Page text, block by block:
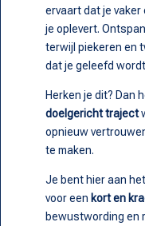
ervaart dat je
je oplevert.
terwijl piekeren en
dat je geleefd
Herken je dit? Dan
doelgericht traject
opnieuw
te maken.
Je bent hier aan
voor een kort en
bewustwording en